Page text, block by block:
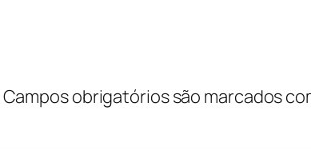
Campos obrigatórios são marcados